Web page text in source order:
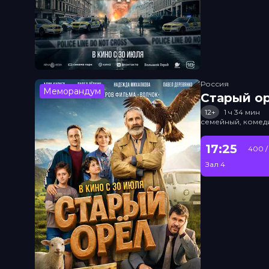
Меморандум
Россия
Старый
12+
1 ч 34 мин
семейный,
17:25
Зал 4
400 /